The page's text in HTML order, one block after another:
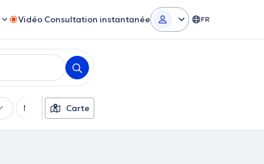
Vidéo Consultation instantanée FR
Moyens de paiement
Carte